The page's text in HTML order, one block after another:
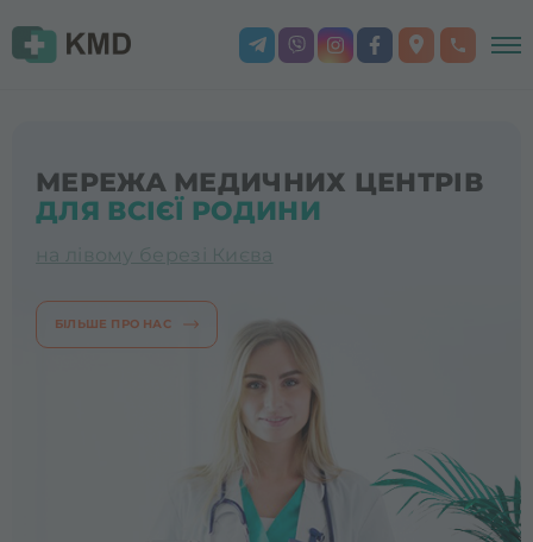
МЕРЕЖА МЕДИЧНИХ ЦЕНТРІВ
ДЛЯ ВСІЄЇ РОДИНИ
на лівому березі Києва
БІЛЬШЕ ПРО НАС